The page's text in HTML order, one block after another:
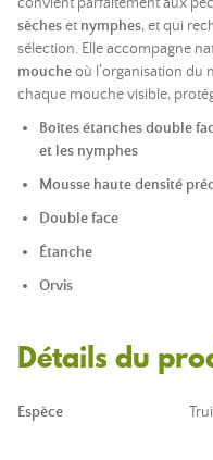
sècheset nymphes, et qui
sélection. Elle accompagne
moucheoù l’organisation du
chaque mouche visible,
Boîtes étanches double
et les nymphes
Mousse haute densité
Double face
Étanche
Orvis
Détails du
Espèce